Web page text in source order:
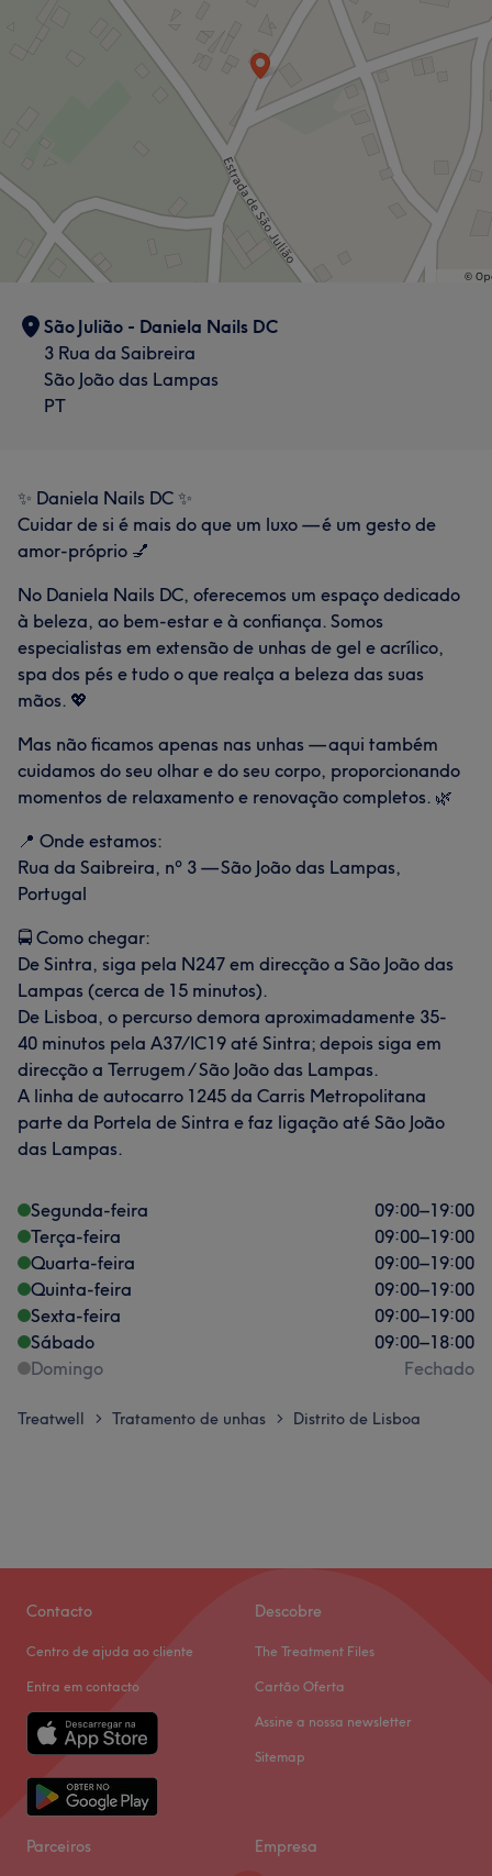
São Julião - Daniela Nails DC
3 Rua da Saibreira
São João das Lampas
PT
✨ Daniela Nails DC ✨
Cuidar de si é mais do que um luxo — é um gesto de
amor-próprio 💅
No Daniela Nails DC, oferecemos um espaço dedicado
à beleza, ao bem-estar e à confiança. Somos
especialistas em extensão de unhas de gel e acrílico,
spa dos pés e tudo o que realça a beleza das suas
mãos. 💖
Mas não ficamos apenas nas unhas — aqui também
cuidamos do seu olhar e do seu corpo, proporcionando
momentos de relaxamento e renovação completos. 🌿
📍 Onde estamos:
Rua da Saibreira, nº 3 — São João das Lampas,
Portugal
🚍 Como chegar:
De Sintra, siga pela N247 em direcção a São João das
Lampas (cerca de 15 minutos).
De Lisboa, o percurso demora aproximadamente 35-
40 minutos pela A37/IC19 até Sintra; depois siga em
direcção a Terrugem / São João das Lampas.
A linha de autocarro 1245 da Carris Metropolitana
parte da Portela de Sintra e faz ligação até São João
das Lampas.
Segunda-feira 09:00–19:00
Terça-feira
09:00–19:00
Quarta-feira
09:00–19:00
Quinta-feira
09:00–19:00
Sexta-feira
09:00–19:00
Sábado
09:00–18:00
Domingo
Fechado
Treatwell > Tratamento de unhas > Distrito de Lisboa
Contacto
Centro de ajuda ao cliente
Entra em contacto
Descobre
The Treatment Files
Cartão Oferta
Assine a nossa newsletter
Sitemap
Parceiros Empresa